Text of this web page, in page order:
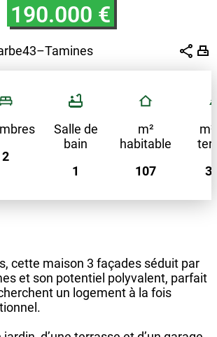
190.000 €
43–Tamines
2
Salle de
bain
1
m²
habitable
107
cette maison 3 façades séduit par
et son potentiel polyvalent, parfait
un logement à la fois